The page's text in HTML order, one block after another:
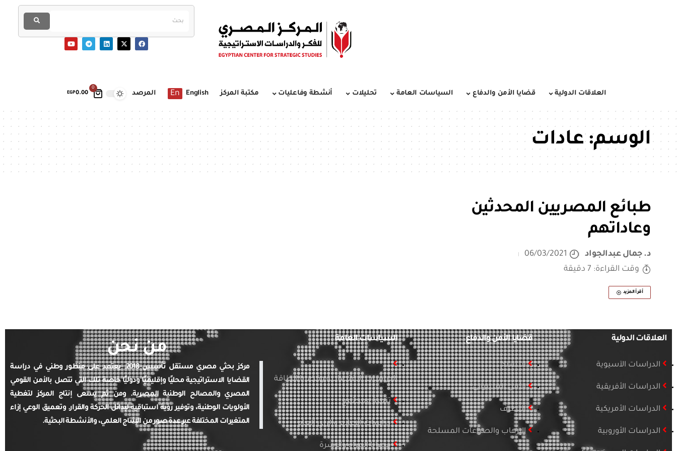
0
EGP0.00 العلاقات الدولية قضايا الأمن والدفاع السياسات العامة تحليلات أنشطة وفاعليات مكتبة المركز English
En المرصد
الوسم:عادات
طبائع المصريين المحدثين
وعاداتهم
د. جمال عبدالجواد
06/03/2021
وقت القراءة: 7 دقيقة
أقرأ المزيد
العلاقات الدولية
الدراسات الآسيوية
الدراسات الأفريقية
الدراسات الأمريكية
الدراسات الأوروبية
قضايا الأمن والدفاع
التسلح
الأمن السيبراني
التطرف
الإرهاب والصراعات المسلحة
السياسات العامة
الدراسات الاقتصادية وقضايا الطاقة
تنمية ومجتمع
دراسات الإعلام والرأي العام
قضايا المرأة والأسرة
من نحن
مركز بحثي مصري مستقل تأسس 2018. يعتمد على منظور وطني في دراسة
القضايا الاستراتيجية محليًا وإقليميًا ودوليًا خاصة تلك التي تتصل بالأمن القومي
المصري والمصالح الوطنية المصرية. ومن ثم يسعى إنتاج المركز لتغطية
الأولويات الوطنية، وتوفير رؤية استباقية لبدائل الحركة والقرار. وتعميق الوعي إزاء
المتغيرات المختلفة عبر عدة صور من الإنتاج العلمي، والأنشطة البحثية.